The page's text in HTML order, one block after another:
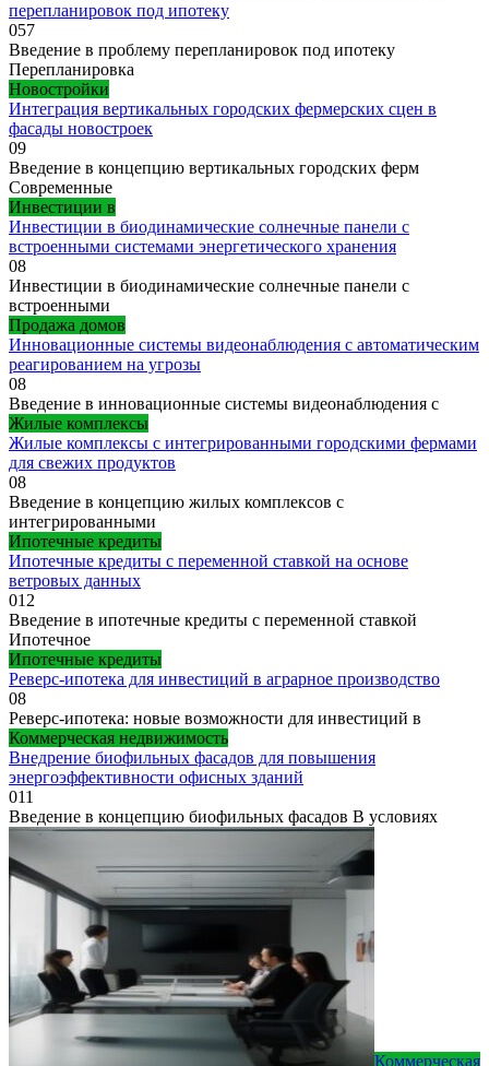
перепланировок под ипотеку
057
Введение в проблему перепланировок под ипотеку
Перепланировка
Новостройки
Интеграция вертикальных городских фермерских сцен в
фасады новостроек
09
Введение в концепцию вертикальных городских ферм
Современные
Инвестиции в
Инвестиции в биодинамические солнечные панели с
встроенными системами энергетического хранения
08
Инвестиции в биодинамические солнечные панели с
встроенными
Продажа домов
Инновационные системы видеонаблюдения с автоматическим
реагированием на угрозы
08
Введение в инновационные системы видеонаблюдения с
Жилые комплексы
Жилые комплексы с интегрированными городскими фермами
для свежих продуктов
08
Введение в концепцию жилых комплексов с
интегрированными
Ипотечные кредиты
Ипотечные кредиты с переменной ставкой на основе
ветровых данных
012
Введение в ипотечные кредиты с переменной ставкой
Ипотечное
Ипотечные кредиты
Реверс-ипотека для инвестиций в аграрное производство
08
Реверс-ипотека: новые возможности для инвестиций в
Коммерческая недвижимость
Внедрение биофильных фасадов для повышения
энергоэффективности офисных зданий
011
Введение в концепцию биофильных фасадов В условиях
Коммерческая